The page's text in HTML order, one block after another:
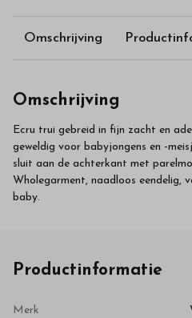
Omschrijving
Omschrijving
Ecru trui gebreid in fijn zacht en
geweldig voor babyjongens en -
sluit aan de achterkant met
Wholegarment, naadloos eendelig,
baby.
Productinformatie
Merk